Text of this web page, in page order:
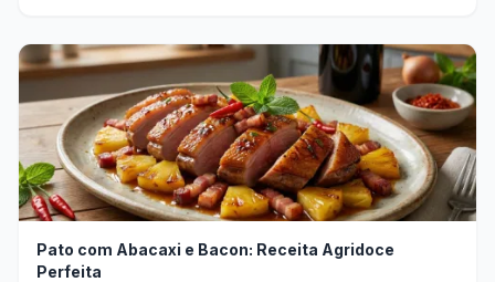
Pato com Abacaxi e Bacon: Receita Agridoce
Perfeita